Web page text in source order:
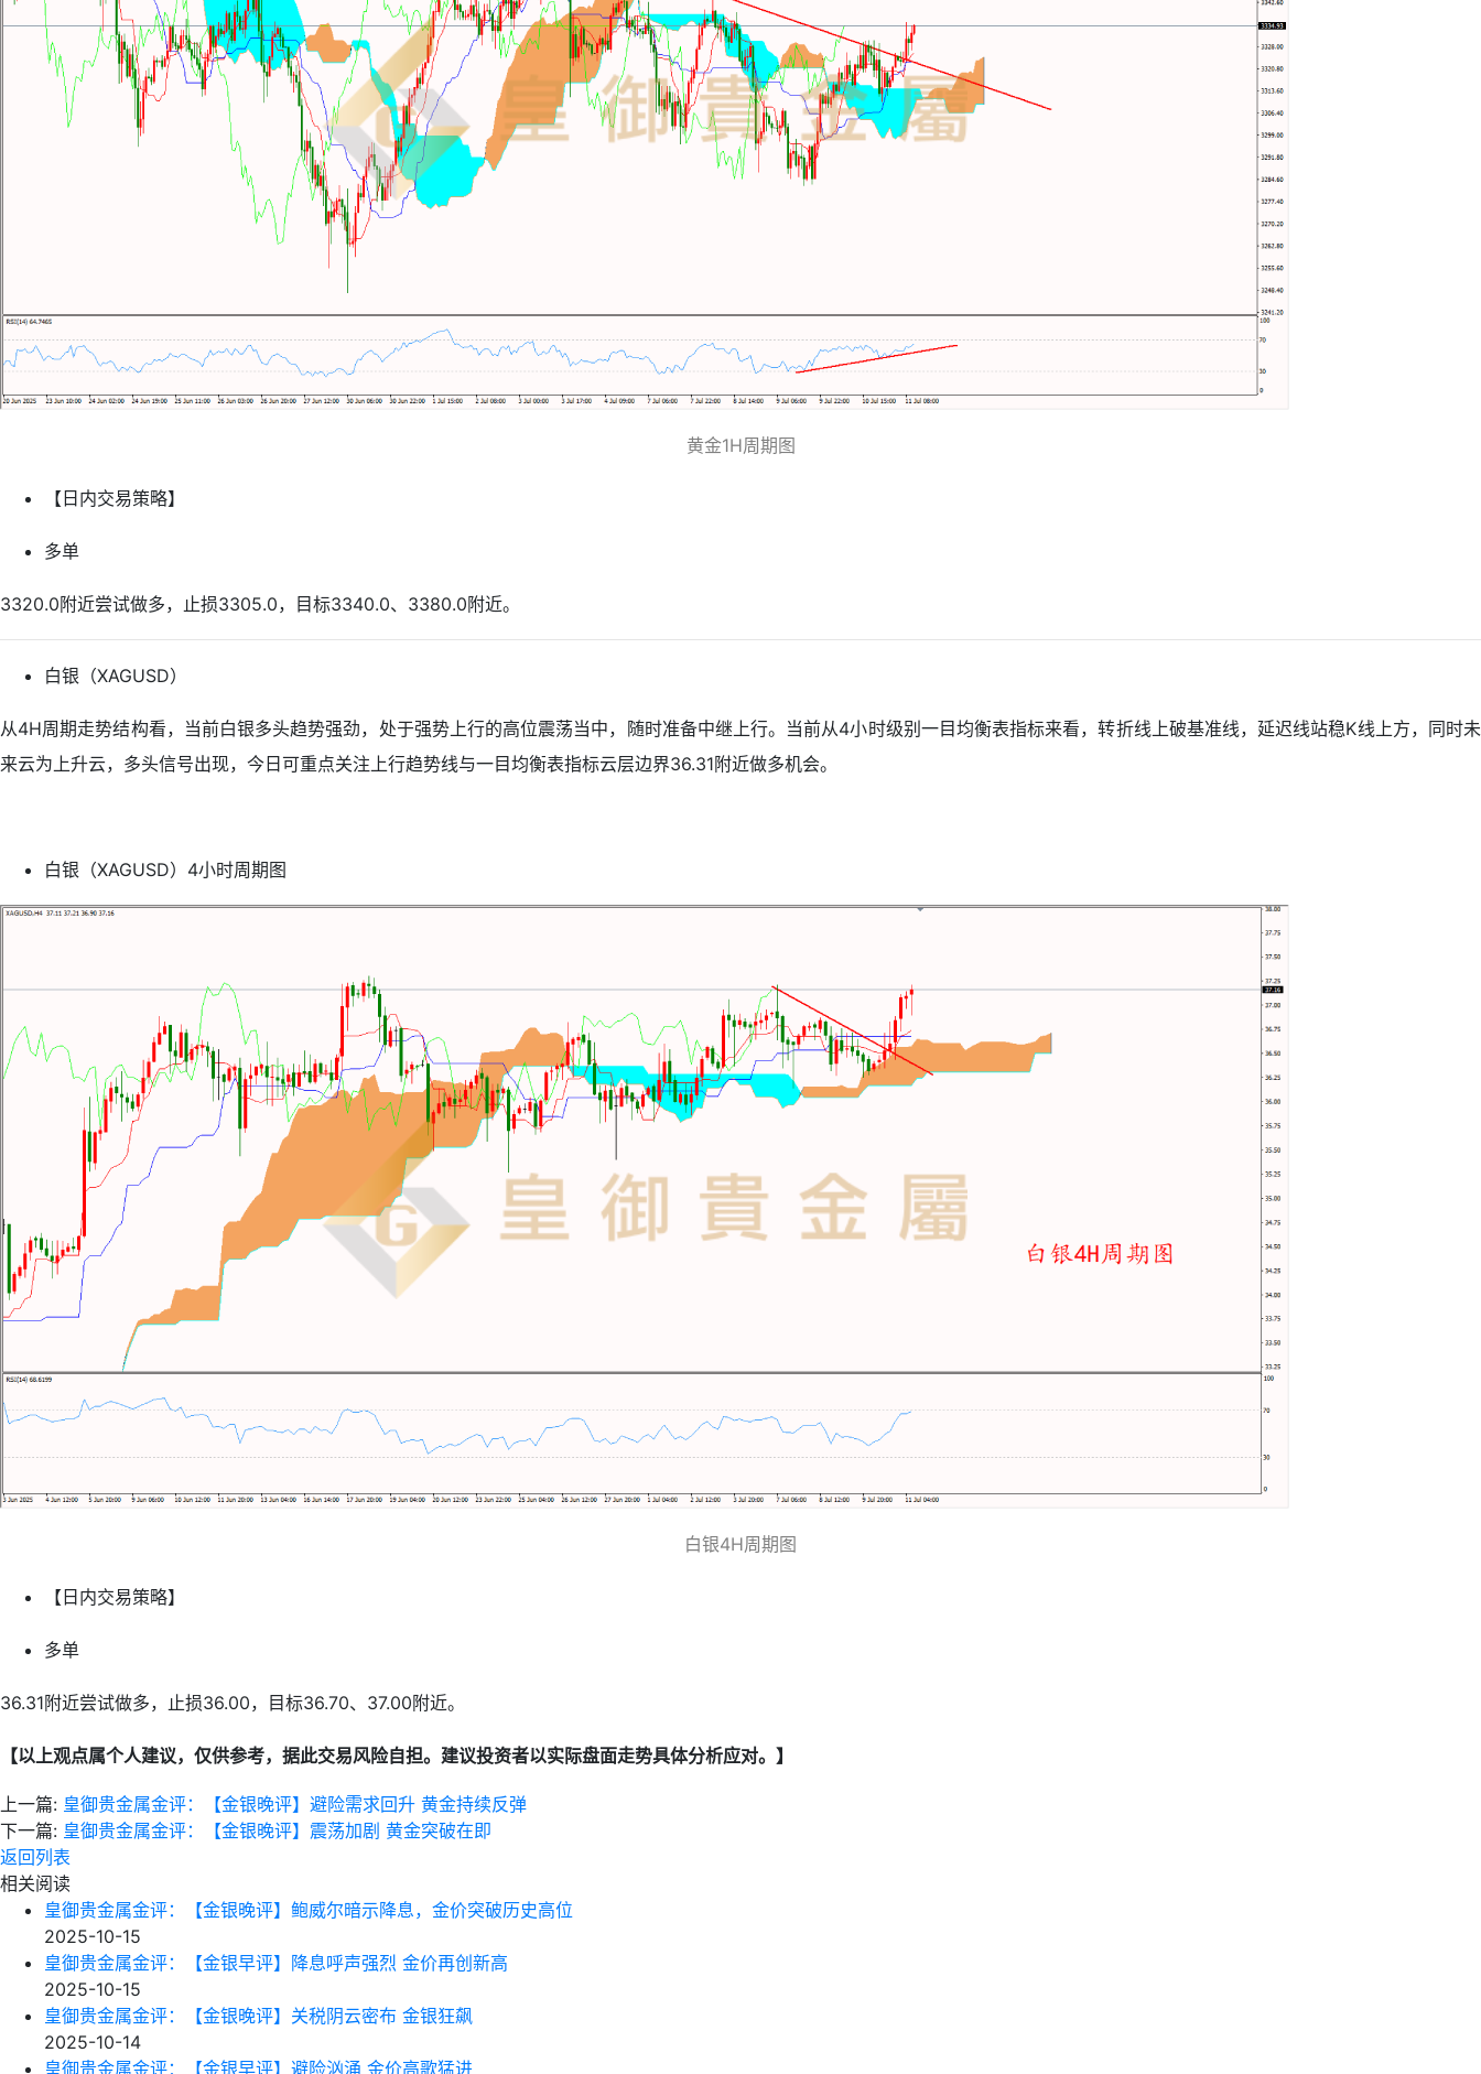
黄金1H周期图
【日内交易策略】
多单
3320.0附近尝试做多，止损3305.0，目标3340.0、3380.0附近。
白银（XAGUSD）
从4H周期走势结构看，当前白银多头趋势强劲，处于强势上行的高位震荡当中，随时准备中继上行。当前从4小时级别一目均衡表指标来看，转折线上破基准线，延迟线站稳K线上方，同时未
来云为上升云，多头信号出现，今日可重点关注上行趋势线与一目均衡表指标云层边界36.31附近做多机会。
白银（XAGUSD）4小时周期图
白银4H周期图
【日内交易策略】
多单
36.31附近尝试做多，止损36.00，目标36.70、37.00附近。
【以上观点属个人建议，仅供参考，据此交易风险自担。建议投资者以实际盘面走势具体分析应对。】
上一篇: 皇御贵金属金评：【金银晚评】避险需求回升 黄金持续反弹
下一篇: 皇御贵金属金评：【金银晚评】震荡加剧 黄金突破在即
返回列表
相关阅读
皇御贵金属金评：【金银晚评】鲍威尔暗示降息，金价突破历史高位
2025-10-15
皇御贵金属金评：【金银早评】降息呼声强烈 金价再创新高
2025-10-15
皇御贵金属金评：【金银晚评】关税阴云密布 金银狂飙
2025-10-14
皇御贵金属金评：【金银早评】避险汹涌 金价高歌猛进